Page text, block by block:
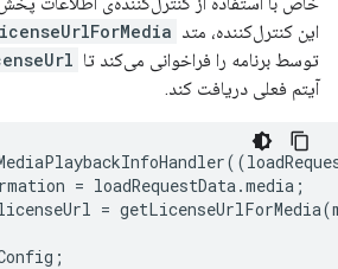
این کنترل‌کننده، متد
توسط برنامه را فراخوانی می‌کند تا
آیتم فعلی دریافت کند.
((
= loadRequestData.media ;
= getLicenseUrlForMedia(
;